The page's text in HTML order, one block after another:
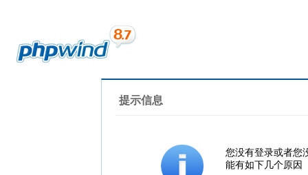
提示信息
您没有登录或者您
能有如下几个原因